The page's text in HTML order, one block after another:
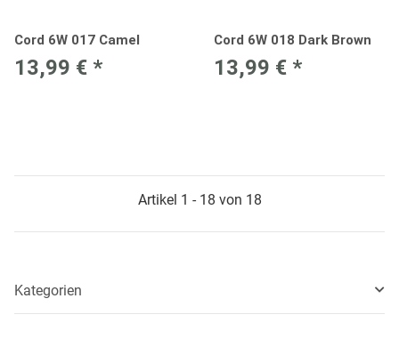
Cord 6W 017 Camel
13,99 € *
Cord 6W 018 Dark Brown
13,99 € *
Artikel 1 - 18 von 18
Kategorien